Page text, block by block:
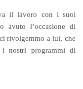
il lavoro con i suoi
avuto l’occasione di
rivolgemmo a lui, che
i nostri programmi di